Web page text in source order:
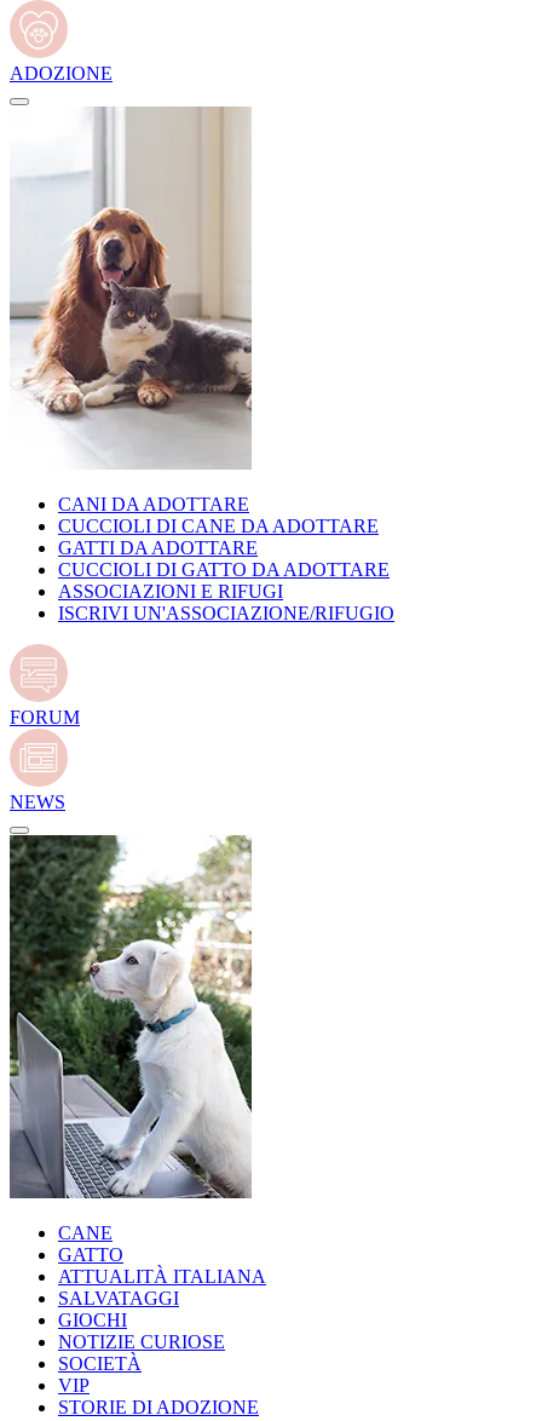
ADOZIONE
CANI DA ADOTTARE
CUCCIOLI DI CANE DA ADOTTARE
GATTI DA ADOTTARE
CUCCIOLI DI GATTO DA ADOTTARE
ASSOCIAZIONI E RIFUGI
ISCRIVI UN'ASSOCIAZIONE/RIFUGIO
FORUM
NEWS
CANE
GATTO
ATTUALITÀ ITALIANA
SALVATAGGI
GIOCHI
NOTIZIE CURIOSE
SOCIETÀ
VIP
STORIE DI ADOZIONE